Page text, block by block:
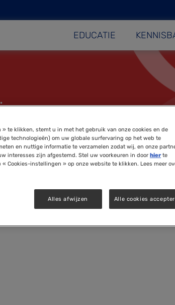
EDUCATIE
» te klikken, stemt u in met het gebruik van onze cookies en de
technologieën) om uw globale surfervaring op het web te
en nuttige informatie te verzamelen zodat wij, en onze
interesses zijn afgestemd. Stel uw voorkeuren in door hierte
Cookies-instellingen » op onze website te klikken. Lees meer
Alles afwijzen Alle cookies